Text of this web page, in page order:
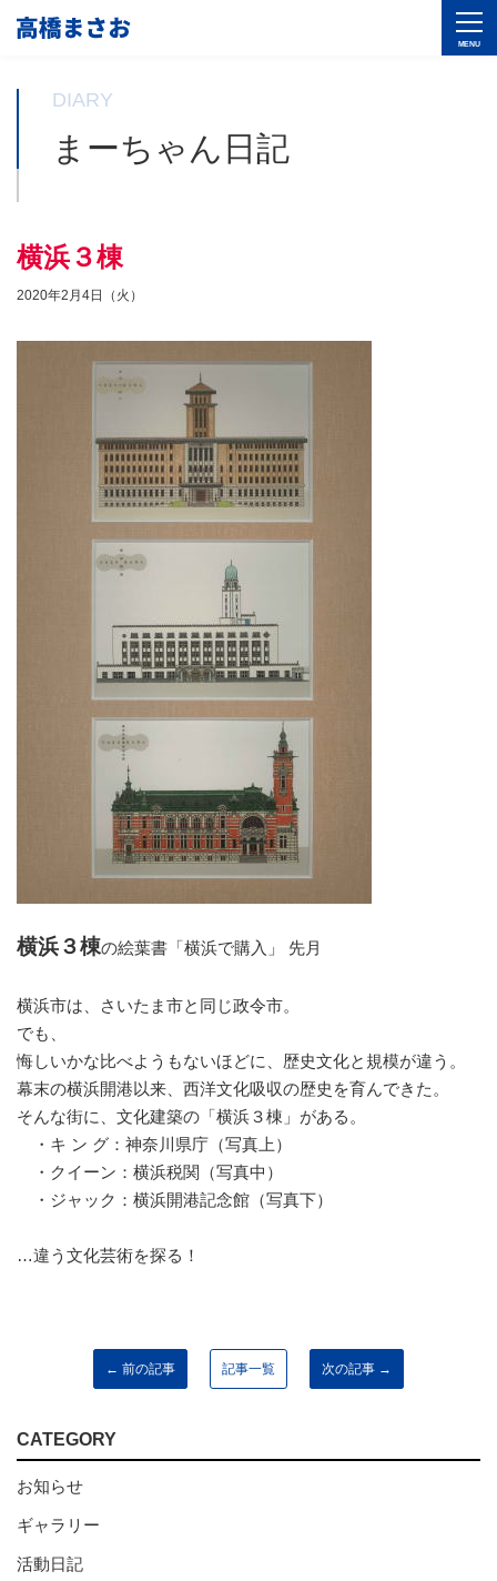
DIARY
まーちゃん日記
横浜３棟
2020年2月4日（火）
横浜３棟の絵葉書「横浜で購入」 先月
横浜市は、さいたま市と同じ政令市。
でも、
悔しいかな比べようもないほどに、歴史文化と規模が違う。
幕末の横浜開港以来、西洋文化吸収の歴史を育んできた。
そんな街に、文化建築の「横浜３棟」がある。
・キ ン グ：神奈川県庁（写真上）
・クイーン：横浜税関（写真中）
・ジャック：横浜開港記念館（写真下）
…違う文化芸術を探る ！
← 前の記事 記事一覧 次の記事 →
CATEGORY
お知らせ
ギャラリー
活動日記